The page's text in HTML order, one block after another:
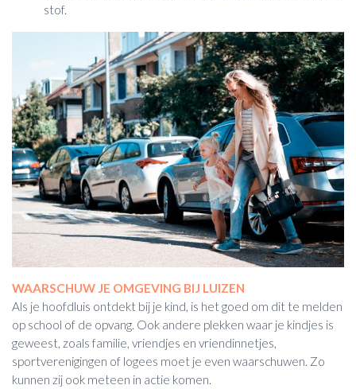
stof.
WAARSCHUW JE OMGEVING BIJ LUIZEN
Als je hoofdluis ontdekt bij je kind, is het goed om dit te melden
op school of de opvang. Ook andere plekken waar je kindjes is
geweest, zoals familie, vriendjes en vriendinnetjes,
sportverenigingen of logees moet je even waarschuwen. Zo
kunnen zij ook meteen in actie komen.